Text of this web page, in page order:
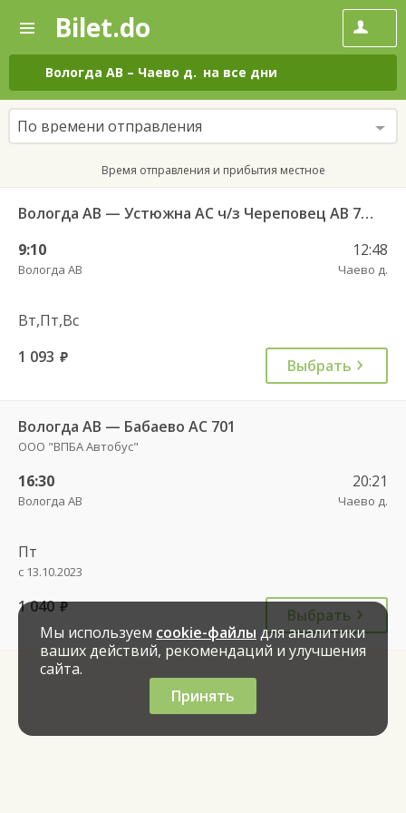
—
Поиск
и
покупка
билетов
на
автобус
онлайн
Bilet.do
Вологда АВ – Чаево д. на все дни
По времени отправления
Время отправления и прибытия местное
Вологда АВ — Устюжна АС ч/з Череповец АВ 762
9:10
Вологда АВ
12:48
Чаево д.
Вт,Пт,Вс
1 093 руб. Выбрать
Вологда АВ — Бабаево АС 701
ООО "ВПБА Автобус"
16:30
Вологда АВ
20:21
Чаево д.
Пт
с 13.10.2023
1 040 руб.
Выбрать
Мы используем cookie-файлы для аналитики
ваших действий, рекомендаций и улучшения
сайта.
Принять